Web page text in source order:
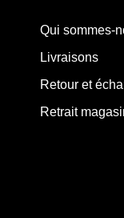
Qui sommes-
Livraisons
Retour et
Retrait